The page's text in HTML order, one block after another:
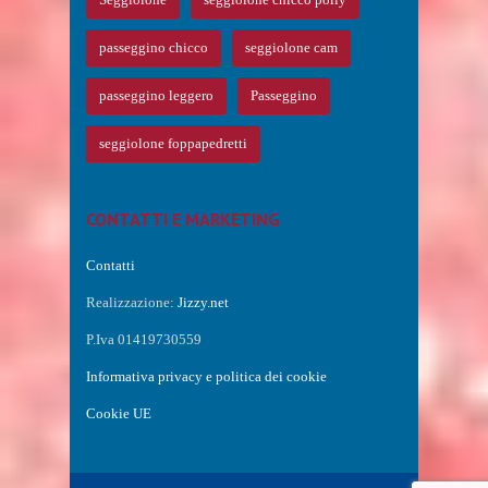
passeggino chicco seggiolone cam
passeggino leggero Passeggino
seggiolone foppapedretti
CONTATTI E MARKETING
Contatti
Realizzazione: Jizzy.net
P.Iva 01419730559
Informativa privacy e politica dei cookie
Cookie UE